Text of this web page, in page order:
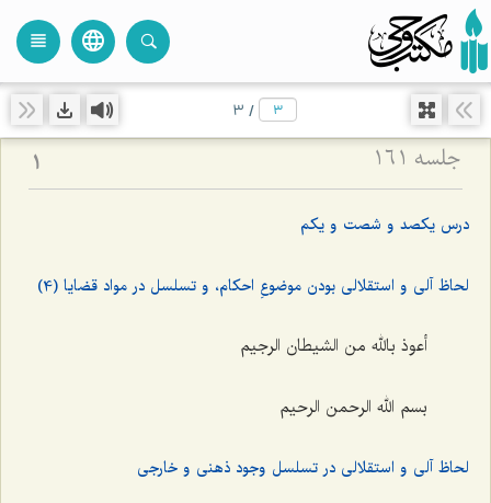
language
view_headline
/
3
جلسه ۱۶۱ 1
درس یکصد و شصت و یکم
لحاظ آلی و استقلالی بودن موضوعِ احکام، و تسلسل در مواد قضایا (4)
أعوذ بالله من الشیطان الرجیم
بسم الله الرحمن الرحیم
لحاظ آلی و استقلالی در تسلسل وجود ذهنی و خارجی